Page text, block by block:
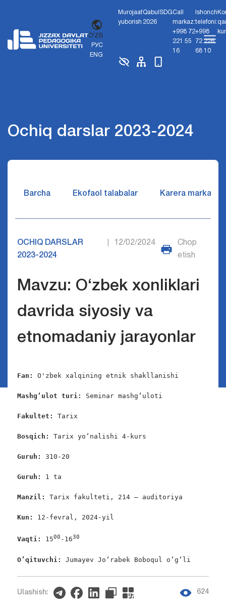
O'ZB
РУС
ENG
Murojaat
yuborish
Qabul
2026
SDGCall
markaz:
+998 72
221 55
16
Ishonch
telefoni:
+998
72 226
68 10
Ochiq darslar 2023-2024
Barcha Ekofaol talabalar Karera markazi
OCHIQ DARSLAR
2023-2024
12/02/2024
Chop
etish
Mavzu: O‘zbek xonliklari
davrida siyosiy va
etnomadaniy jarayonlar
Fan: O'zbek xalqining etnik shakllanishi
Mashg‘ulot turi: Seminar mashg‘uloti
Fakultet: Tarix
Bosqich: Tarix yo‘nalishi 4-kurs
Guruh: 310-20
Guruh: 1 ta
Manzil: Tarix fakulteti, 214 – auditoriya
Kun: 12-fevral, 2024-yil
Vaqti: 1500 -1630
O’qituvchi: Jumayev Jo‘rabek Boboqul o‘g‘li
Ulashish: 624